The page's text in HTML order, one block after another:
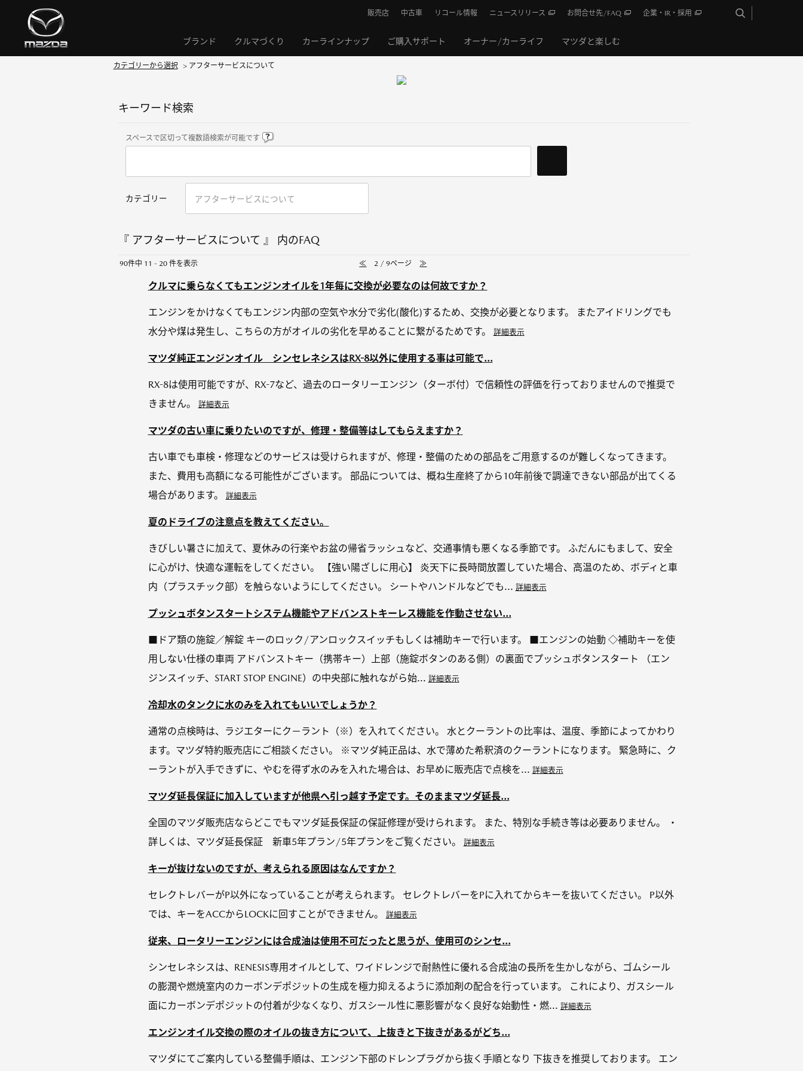
ブランド クルマづくり カーラインナップ ご購入サポート オーナー/カーライフ マツダと楽しむ
販売店 中古車 リコール情報 ニュースリリース お問合せ先/FAQ 企業・IR・採用
カテゴリーから選択 > アフターサービスについて
キーワード検索
スペースで区切って複数語検索が可能です
カテゴリー
『 アフターサービスについて 』 内のFAQ
90件中 11 - 20 件を表示 ≪ 2 / 9ページ ≫
クルマに乗らなくてもエンジンオイルを1年毎に交換が必要なのは何故ですか？
エンジンをかけなくてもエンジン内部の空気や水分で劣化(酸化)するため、交換が必要となります。 またアイドリングでも
水分や煤は発生し、こちらの方がオイルの劣化を早めることに繋がるためです。
詳細表示
マツダ純正エンジンオイル シンセレネシスはRX-8以外に使用する事は可能で...
RX-8は使用可能ですが、RX-7など、過去のロータリーエンジン（ターボ付）で信頼性の評価を行っておりませんので推奨で
きません。
詳細表示
マツダの古い車に乗りたいのですが、修理・整備等はしてもらえますか？
古い車でも車検・修理などのサービスは受けられますが、修理・整備のための部品をご用意するのが難しくなってきます。
また、費用も高額になる可能性がございます。 部品については、概ね生産終了から10年前後で調達できない部品が出てくる
場合があります。
詳細表示
夏のドライブの注意点を教えてください。
きびしい暑さに加えて、夏休みの行楽やお盆の帰省ラッシュなど、交通事情も悪くなる季節です。 ふだんにもまして、安全
に心がけ、快適な運転をしてください。 【強い陽ざしに用心】 炎天下に長時間放置していた場合、高温のため、ボディと車
内（プラスチック部）を触らないようにしてください。 シートやハンドルなどでも... 詳細表示
プッシュボタンスタートシステム機能やアドバンストキーレス機能を作動させない...
■ドア類の施錠／解錠 キーのロック/アンロックスイッチもしくは補助キーで行います。 ■エンジンの始動 ◇補助キーを使
用しない仕様の車両 アドバンストキー（携帯キー）上部（施錠ボタンのある側）の裏面でプッシュボタンスタート （エン
ジンスイッチ、START STOP ENGINE）の中央部に触れながら始... 詳細表示
冷却水のタンクに水のみを入れてもいいでしょうか？
通常の点検時は、ラジエターにク－ラント（※）を入れてください。 水とクーラントの比率は、温度、季節によってかわり
ます。マツダ特約販売店にご相談ください。 ※マツダ純正品は、水で薄めた希釈済のクーラントになります。 緊急時に、ク
ーラントが入手できずに、やむを得ず水のみを入れた場合は、お早めに販売店で点検を... 詳細表示
マツダ延長保証に加入していますが他県へ引っ越す予定です。そのままマツダ延長...
全国のマツダ販売店ならどこでもマツダ延長保証の保証修理が受けられます。 また、特別な手続き等は必要ありません。 ・
詳しくは、マツダ延長保証 新車5年プラン/5年プランをご覧ください。
詳細表示
キーが抜けないのですが、考えられる原因はなんですか？
セレクトレバーがP以外になっていることが考えられます。 セレクトレバーをPに入れてからキーを抜いてください。 P以外
では、キーをACCからLOCKに回すことができません。
詳細表示
従来、ロータリーエンジンには合成油は使用不可だったと思うが、使用可のシンセ...
シンセレネシスは、RENESIS専用オイルとして、ワイドレンジで耐熱性に優れる合成油の長所を生かしながら、ゴムシール
の膨潤や燃焼室内のカーボンデポジットの生成を極力抑えるように添加剤の配合を行っています。 これにより、ガスシール
面にカーボンデポジットの付着が少なくなり、ガスシール性に悪影響がなく良好な始動性・燃... 詳細表示
エンジンオイル交換の際のオイルの抜き方について、上抜きと下抜きがあるがどち...
マツダにてご案内している整備手順は、エンジン下部のドレンプラグから抜く手順となり 下抜きを推奨しております。 エン